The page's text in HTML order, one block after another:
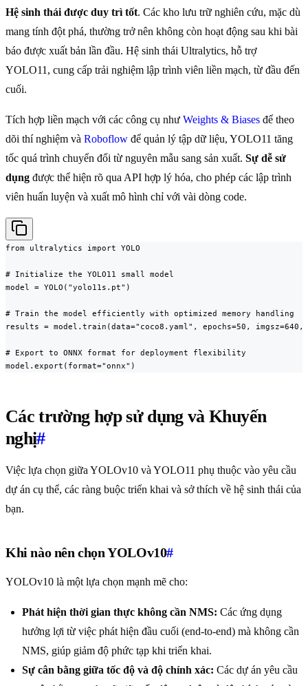
Hệ sinh thái được duy trì tốt. Các kho lưu trữ nghiên cứu, mặc dù
mang tính đột phá, thường trở nên không còn hoạt động sau khi bài
báo được xuất bản lần đầu. Hệ sinh thái Ultralytics, hỗ trợ
YOLO11, cung cấp trải nghiệm lập trình viên liền mạch, từ đầu đến
cuối.
Tích hợp liền mạch với các công cụ như Weights & Biases để theo
dõi thí nghiệm và Roboflow để quản lý tập dữ liệu, YOLO11 tăng
tốc quá trình chuyển đổi từ nguyên mẫu sang sản xuất. Sự dễ sử
dụng được thể hiện rõ qua API hợp lý hóa, cho phép các lập trình
viên huấn luyện và xuất mô hình chỉ với vài dòng code.
from ultralytics import YOLO
# Initialize the YOLO11 small model
model = YOLO("yolo11s.pt")
# Train the model efficiently with optimized memory handling
results = model.train(data="coco8.yaml", epochs=50,
# Export to ONNX format for deployment flexibility
model.export(format="onnx")
Các trường hợp sử dụng và Khuyến
nghị#
Việc lựa chọn giữa YOLOv10 và YOLO11 phụ thuộc vào yêu cầu
dự án cụ thể, các ràng buộc triển khai và sở thích về hệ sinh thái của
bạn.
Khi nào nên chọn YOLOv10#
YOLOv10 là một lựa chọn mạnh mẽ cho:
Phát hiện thời gian thực không cần NMS: Các ứng dụng
hưởng lợi từ việc phát hiện đầu cuối (end-to-end) mà không cần
NMS, giúp giảm độ phức tạp khi triển khai.
Sự cân bằng giữa tốc độ và độ chính xác: Các dự án yêu cầu